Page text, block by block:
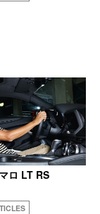
ロ LT RS